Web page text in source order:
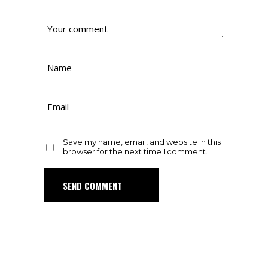
Save my name, email, and website in this
browser for the next time I comment.
SEND COMMENT